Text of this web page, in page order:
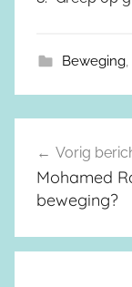
Beweging,
Vorig
Mohamed
beweging?